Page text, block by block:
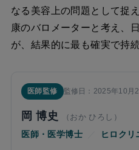
なる美容上の問題として捉
康のバロメーターと考え、
が、結果的に最も確実で持
医師監修 監修日：2025年10月
岡 博史 （おか ひろし）
医師・医学博士 ヒロクリ